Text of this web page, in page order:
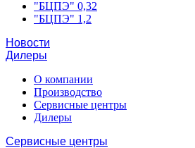
"БЦПЭ" 0,32
"БЦПЭ" 1,2
Новости
Дилеры
О компании
Производство
Сервисные центры
Дилеры
Сервисные центры